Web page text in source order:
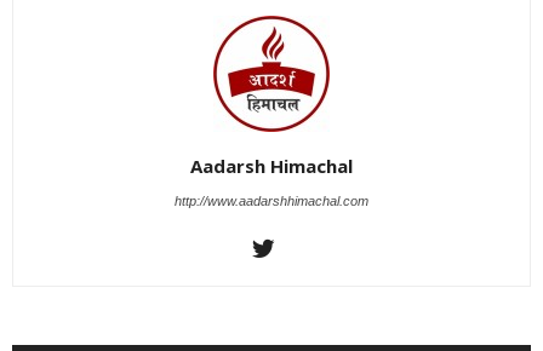
Aadarsh Himachal
http://www.aadarshhimachal.com